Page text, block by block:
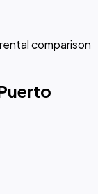
comparison